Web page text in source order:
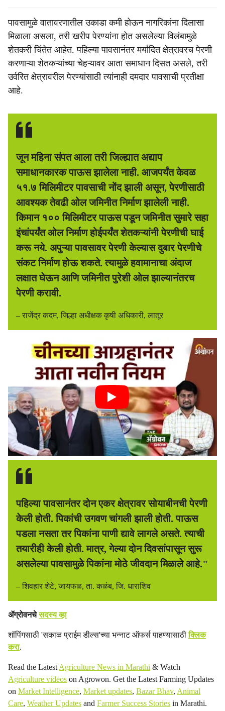
पावसामुळे वातावरणातील उकाडा कमी होऊन नागरिकांना दिलासा
मिळाला असला, तरी खरीप पेरण्यांना होत असलेल्या विलंबामुळे
शेतकरी चिंतेत आहेत. पहिल्या पावसानंतर मर्यादित क्षेत्रावरच पेरणी
करणाऱ्या शेतकऱ्यांच्या चेहऱ्यावर आता समाधान दिसत असले, तरी
उर्वरित क्षेत्रावरील पेरण्यांसाठी त्यांनाही दमदार पावसाची प्रतीक्षा
आहे.
जून महिना संपत आला तरी जिल्ह्यात अद्याप
समाधानकारक पाऊस झालेला नाही. आजपर्यंत केवळ
५१.७ मिलिमीटर पावसाची नोंद झाली असून, पेरणीसाठी
आवश्यक तेवढी ओल जमिनीत निर्माण झालेली नाही.
किमान १०० मिलिमीटर पाऊस पडून जमिनीत सुमारे सहा
इंचांपर्यंत ओल निर्माण होईपर्यंत शेतकऱ्यांनी पेरणीची घाई
करू नये. अपुऱ्या पावसावर पेरणी केल्यास दुबार पेरणीचे
संकट निर्माण होऊ शकते. त्यामुळे हवामानाचा अंदाज
लक्षात घेऊन आणि जमिनीत पुरेशी ओल झाल्यानंतरच
पेरणी करावी.
– राजेंद्र कदम, जिल्हा अधीक्षक कृषी अधिकारी, लातूर
पहिल्या पावसानंतर दोन एकर क्षेत्रावर सोयाबीनची पेरणी
केली होती. पिकांची उगवण चांगली झाली होती. पाऊस
पडला नसता तर पिकांना पाणी द्यावे लागले असते. त्याची
तयारीही केली होती. मात्र, गेल्या दोन दिवसांपासून सुरू
असलेल्या पावसामुळे पिकांना मोठे जीवदान मिळाले आहे."
– शिवहार शेटे, जायफळ, ता. कळंब, जि. धाराशिव
ॲग्रोवनचेसदस्य व्हा
शॉपिंगसाठी 'सकाळ प्राईम डील्स'च्या भन्नाट ऑफर्स पाहण्यासाठीक्लिक
करा.
Read the Latest Agriculture News in Marathi & Watch
Agriculture videos on Agrowon. Get the Latest Farming Updates
on Market Intelligence, Market updates, Bazar Bhav, Animal
Care, Weather Updates and Farmer Success Stories in Marathi.